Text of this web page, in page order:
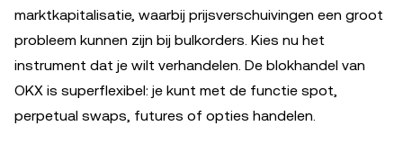
marktkapitalisatie, waarbij prijsverschuivingen een groot
probleem kunnen zijn bij bulkorders. Kies nu het
instrument dat je wilt verhandelen. De blokhandel van
OKX is superflexibel: je kunt met de functie spot,
perpetual swaps, futures of opties handelen.